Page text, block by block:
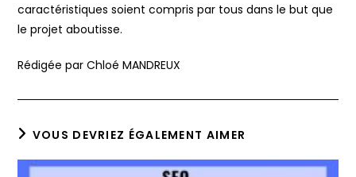
caractéristiques soient compris par tous dans le but que
le projet aboutisse.
Rédigée par Chloé MANDREUX
VOUS DEVRIEZ ÉGALEMENT AIMER